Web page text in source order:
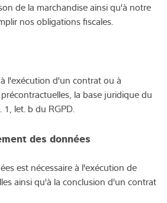
de la marchandise ainsi qu'à notre
nos obligations fiscales.
l'exécution d'un contrat ou à
la base juridique du
let. b du RGPD.
des données
est nécessaire à l'exécution de
ainsi qu'à la conclusion d'un contrat